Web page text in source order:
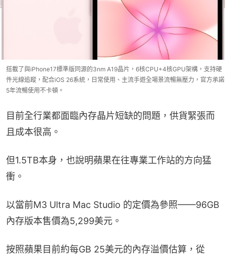
搭載了與iPhone17標準版同源的3nm A19晶片，6核CPU+4核GPU架構，支持硬
件光線追蹤，配合iOS 26系統，日常使用、主流手遊全場景流暢無壓力，官方承諾
5年流暢使用不卡頓。
目前全行業都面臨內存晶片短缺的問題，供貨緊張而
且成本很高。
但1.5TB本身，也說明蘋果在往專業工作站的方向猛
衝。
以當前M3 Ultra Mac Studio 的定價為參照——96GB
內存版本售價為5,299美元。
按照蘋果目前約每GB 25美元的內存溢價估算，從